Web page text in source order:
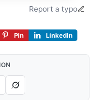
Report a typo
Pin LinkedIn